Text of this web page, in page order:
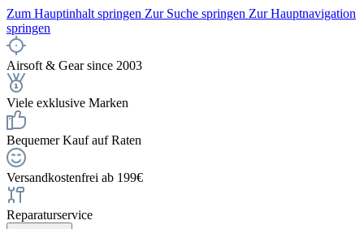
Zum Hauptinhalt springen Zur Suche springen Zur Hauptnavigation
springen
Airsoft & Gear since 2003
Viele exklusive Marken
Bequemer Kauf auf Raten
Versandkostenfrei ab 199€
Reparaturservice